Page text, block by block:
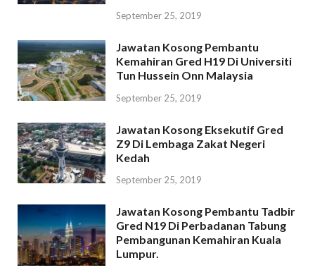
September 25, 2019
Jawatan Kosong Pembantu
Kemahiran Gred H19 Di Universiti
Tun Hussein Onn Malaysia
September 25, 2019
Jawatan Kosong Eksekutif Gred
Z9 Di Lembaga Zakat Negeri
Kedah
September 25, 2019
Jawatan Kosong Pembantu Tadbir
Gred N19 Di Perbadanan Tabung
Pembangunan Kemahiran Kuala
Lumpur.